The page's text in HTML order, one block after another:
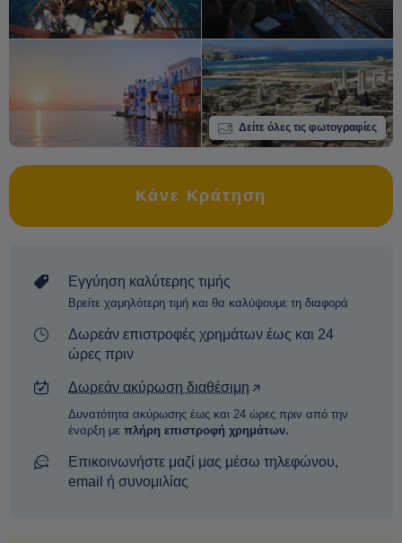
Δείτε όλες τις φωτογραφίες
Κάνε Κράτηση
Εγγύηση καλύτερης τιμής
Βρείτε χαμηλότερη τιμή και θα καλύψουμε τη διαφορά
Δωρεάν επιστροφές χρημάτων έως και 24
ώρες πριν
Δωρεάν ακύρωση διαθέσιμη
Δυνατότητα ακύρωσης έως και 24 ώρες πριν από την
έναρξη με πλήρη επιστροφή χρημάτων.
Επικοινωνήστε μαζί μας μέσω τηλεφώνου,
email ή συνομιλίας